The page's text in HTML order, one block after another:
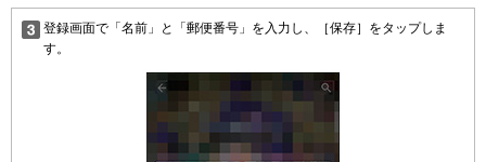
登録画面で「名前」と「郵便番号」を入力し、［保存］をタップしま
す。